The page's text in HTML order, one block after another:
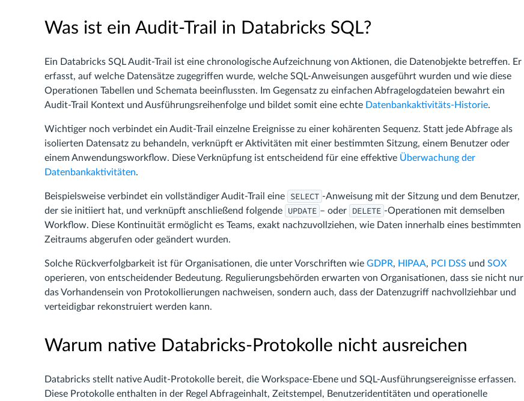
Was ist ein Audit-Trail in Databricks SQL?
Ein Databricks SQL Audit-Trail ist eine chronologische Aufzeichnung von Aktionen, die Datenobjekte betreffen. Er
erfasst, auf welche Datensätze zugegriffen wurde, welche SQL-Anweisungen ausgeführt wurden und wie diese
Operationen Tabellen und Schemata beeinflussten. Im Gegensatz zu einfachen Abfragelogdateien bewahrt ein
Audit-Trail Kontext und Ausführungsreihenfolge und bildet somit eine echte Datenbankaktivitäts-Historie.
Wichtiger noch verbindet ein Audit-Trail einzelne Ereignisse zu einer kohärenten Sequenz. Statt jede Abfrage als
isolierten Datensatz zu behandeln, verknüpft er Aktivitäten mit einer bestimmten Sitzung, einem Benutzer oder
einem Anwendungsworkflow. Diese Verknüpfung ist entscheidend für eine effektive Überwachung der
Datenbankaktivitäten.
Beispielsweise verbindet ein vollständiger Audit-Trail eine SELECT -Anweisung mit der Sitzung und dem Benutzer,
der sie initiiert hat, und verknüpft anschließend folgende
UPDATE – oder DELETE -Operationen mit demselben
Workflow. Diese Kontinuität ermöglicht es Teams, exakt nachzuvollziehen, wie Daten innerhalb eines bestimmten
Zeitraums abgerufen oder geändert wurden.
Solche Rückverfolgbarkeit ist für Organisationen, die unter Vorschriften wie GDPR, HIPAA, PCI DSS und SOX
operieren, von entscheidender Bedeutung. Regulierungsbehörden erwarten von Organisationen, dass sie nicht nur
das Vorhandensein von Protokollierungen nachweisen, sondern auch, dass der Datenzugriff nachvollziehbar und
verteidigbar rekonstruiert werden kann.
Warum native Databricks-Protokolle nicht ausreichen
Databricks stellt native Audit-Protokolle bereit, die Workspace-Ebene und SQL-Ausführungsereignisse erfassen.
Diese Protokolle enthalten in der Regel Abfrageinhalt, Zeitstempel, Benutzeridentitäten und operationelle